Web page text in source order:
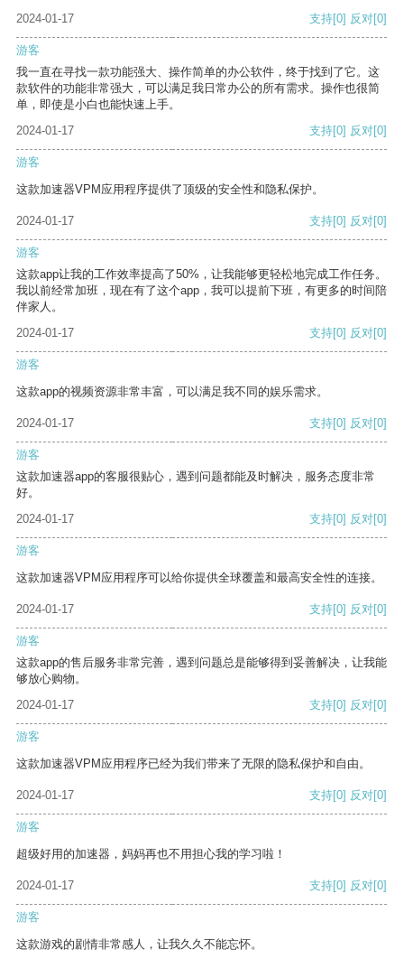
2024-01-17 支持[0] 反对[0]
游客
我一直在寻找一款功能强大、操作简单的办公软件，终于找到了它。这
款软件的功能非常强大，可以满足我日常办公的所有需求。操作也很简
单，即使是小白也能快速上手。
2024-01-17
支持[0] 反对[0]
游客
这款加速器VPM应用程序提供了顶级的安全性和隐私保护。
2024-01-17 支持[0] 反对[0]
游客
这款app让我的工作效率提高了50%，让我能够更轻松地完成工作任务。
我以前经常加班，现在有了这个app，我可以提前下班，有更多的时间陪
伴家人。
2024-01-17
支持[0] 反对[0]
游客
这款app的视频资源非常丰富，可以满足我不同的娱乐需求。
2024-01-17 支持[0] 反对[0]
游客
这款加速器app的客服很贴心，遇到问题都能及时解决，服务态度非常
好。
2024-01-17
支持[0] 反对[0]
游客
这款加速器VPM应用程序可以给你提供全球覆盖和最高安全性的连接。
2024-01-17 支持[0] 反对[0]
游客
这款app的售后服务非常完善，遇到问题总是能够得到妥善解决，让我能
够放心购物。
2024-01-17
支持[0] 反对[0]
游客
这款加速器VPM应用程序已经为我们带来了无限的隐私保护和自由。
2024-01-17 支持[0] 反对[0]
游客
超级好用的加速器，妈妈再也不用担心我的学习啦！
2024-01-17 支持[0] 反对[0]
游客
这款游戏的剧情非常感人，让我久久不能忘怀。